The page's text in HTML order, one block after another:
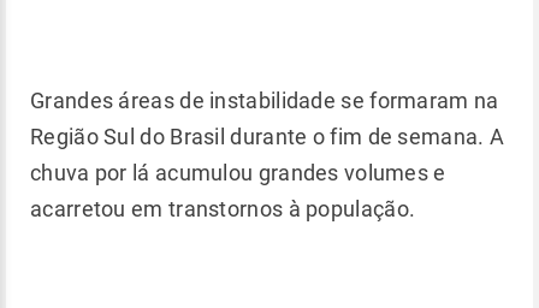
Grandes áreas de instabilidade se formaram na
Região Sul do Brasil durante o fim de semana. A
chuva por lá acumulou grandes volumes e
acarretou em transtornos à população.